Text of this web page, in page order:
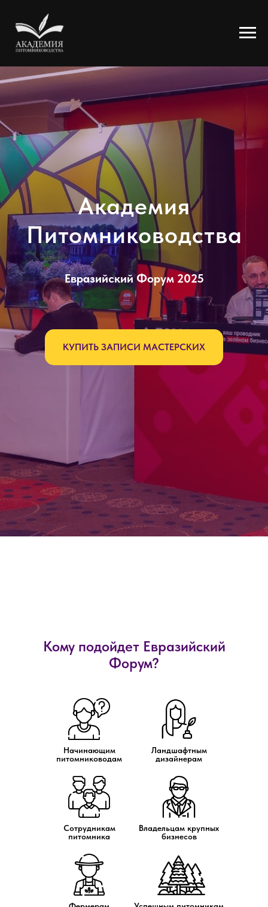
Академия
Питомниководства
Евразийский Форум 2025
КУПИТЬ ЗАПИСИ МАСТЕРСКИХ
предоставляется на 6
месяцев с даты покупки
Кому подойдет Евразийский
Форум?
Начинающим
питомниководам
Ландшафтным
дизайнерам
Сотрудникам
питомника
Владельцам крупных
бизнесов